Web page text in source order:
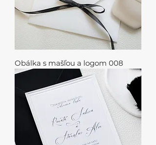
Obálka s mašľou a logom 008